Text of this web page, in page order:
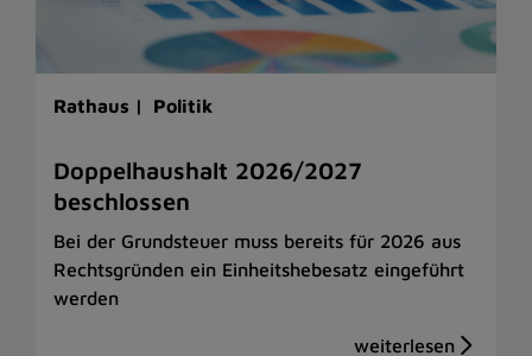
Rathaus | Politik
Doppelhaushalt 2026/2027
beschlossen
Bei der Grundsteuer muss bereits für 2026 aus
Rechtsgründen ein Einheitshebesatz eingeführt
werden